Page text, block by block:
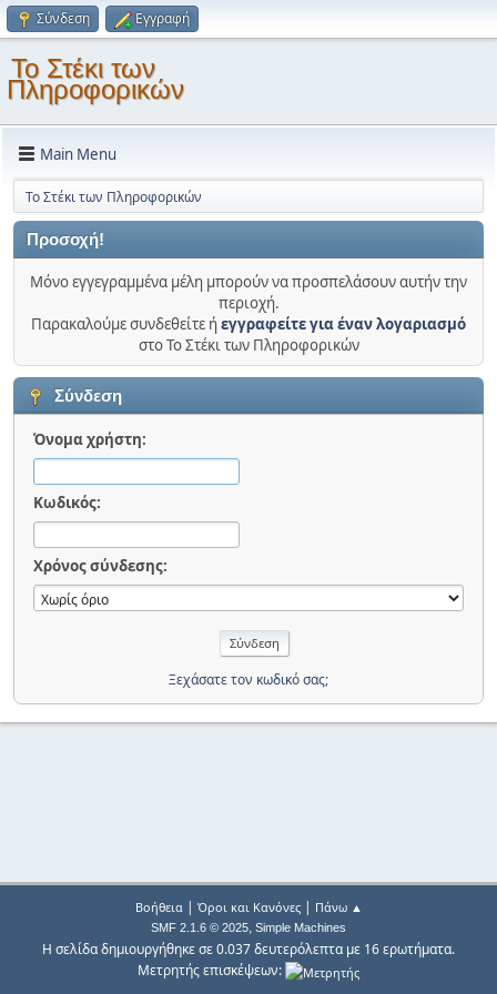
Σύνδεση Εγγραφή
Το Στέκι των
Πληροφορικών
Main Menu
Το Στέκι των Πληροφορικών
Προσοχή!
Μόνο εγγεγραμμένα μέλη μπορούν να προσπελάσουν αυτήν την
περιοχή.
Παρακαλούμε συνδεθείτε ήεγγραφείτε για έναν λογαριασμό
στο Το Στέκι των Πληροφορικών
Σύνδεση
Όνομα χρήστη:
Κωδικός:
Χρόνος σύνδεσης:
Ξεχάσατε τον κωδικό σας;
Βοήθεια| Όροι και Κανόνες| Πάνω ▲
SMF 2.1.6 © 2025, Simple Machines
Η σελίδα δημιουργήθηκε σε 0.037 δευτερόλεπτα με 16 ερωτήματα.
Μετρητής επισκέψεων: